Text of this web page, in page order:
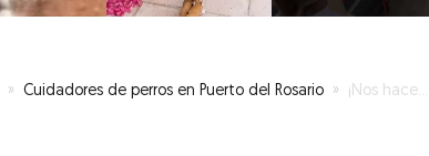
» Cuidadores de perros en Puerto del Rosario » ¡Nos hacemos compañía❤️‍🩹!